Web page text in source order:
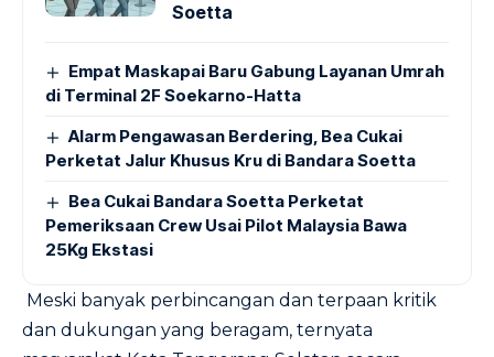
Soetta
Empat Maskapai Baru Gabung Layanan Umrah
di Terminal 2F Soekarno-Hatta
Alarm Pengawasan Berdering, Bea Cukai
Perketat Jalur Khusus Kru di Bandara Soetta
Bea Cukai Bandara Soetta Perketat
Pemeriksaan Crew Usai Pilot Malaysia Bawa
25Kg Ekstasi
Meski banyak perbincangan dan terpaan kritik
dan dukungan yang beragam, ternyata